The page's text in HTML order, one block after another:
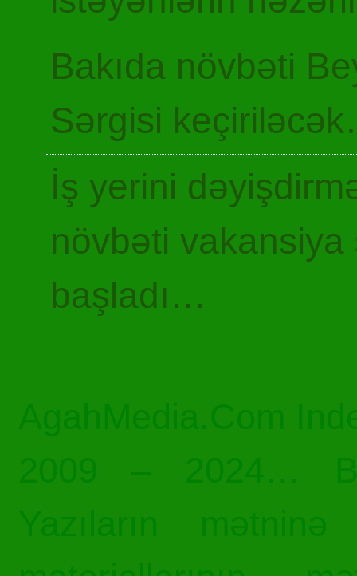
Bakıda növbəti
Sərgisi
İş yerini
növbəti
başladı…